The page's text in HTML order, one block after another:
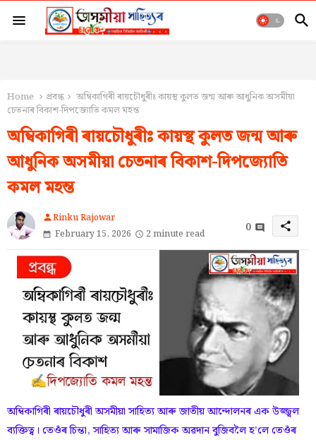
Home প্ৰবন্ধ
অম্বিকাগিৰী ৰায়চৌধুৰীঃ কায়স্থ কুলত জন্ম আৰু আধুনিক অসমীয়া
চেতনাৰ বিকাশ-দিপজ্যোতি কমল মহন্ত
অম্বিকাগিৰী ৰায়চৌধুৰীঃ কায়স্থ কুলত জন্ম আৰু
আধুনিক অসমীয়া চেতনাৰ বিকাশ-দিপজ্যোতি
কমল মহন্ত
personRinku Rajowar
February 15, 2026
2 minute read 0 share
অম্বিকাগিৰী ৰায়চৌধুৰী অসমীয়া সাহিত্য আৰু জাতীয় আন্দোলনৰ এক উজ্জ্বল
ব্যক্তিত্ব। তেওঁৰ চিন্তা, সাহিত্য আৰু সামাজিক অৱদান বুজিবলৈ হ’লে তেওঁৰ